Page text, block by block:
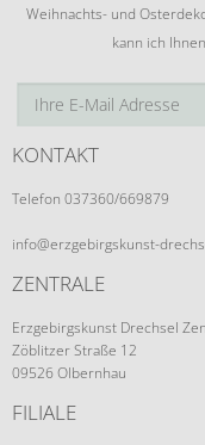
Weihnachts- und
kann ich
KONTAKT
Telefon 037360/669879
info@erzgebirgskunst-
ZENTRALE
Erzgebirgskunst Drechsel
Zöblitzer Straße 12
09526 Olbernhau
FILIALE